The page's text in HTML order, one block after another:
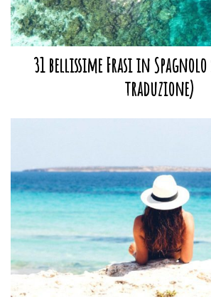
31 bellissime Frasi in
traduzione)